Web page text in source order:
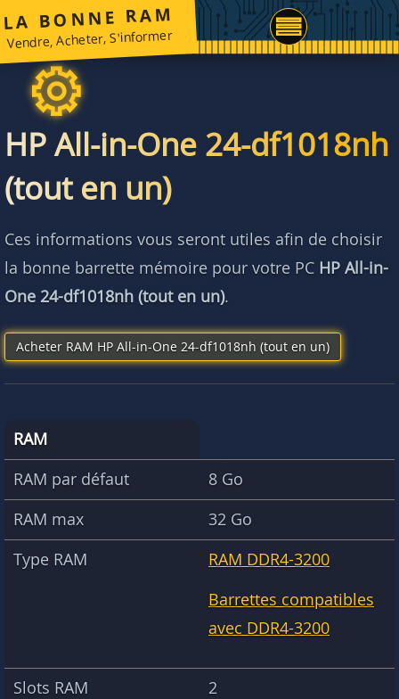
LA BONNE RAM
Vendre, Acheter, S'informer
HP All-in-One 24-df1018nh
(tout en un)
Ces informations vous seront utiles afin de choisir
la bonne barrette mémoire pour votre PC HP All-in-
One 24-df1018nh (tout en un).
Acheter RAM HP All-in-One 24-df1018nh (tout en un)
RAM
RAM par défaut
8 Go
RAM max
32 Go
Type RAM
RAM DDR4-3200
Barrettes compatibles
avec DDR4-3200
Slots RAM 2